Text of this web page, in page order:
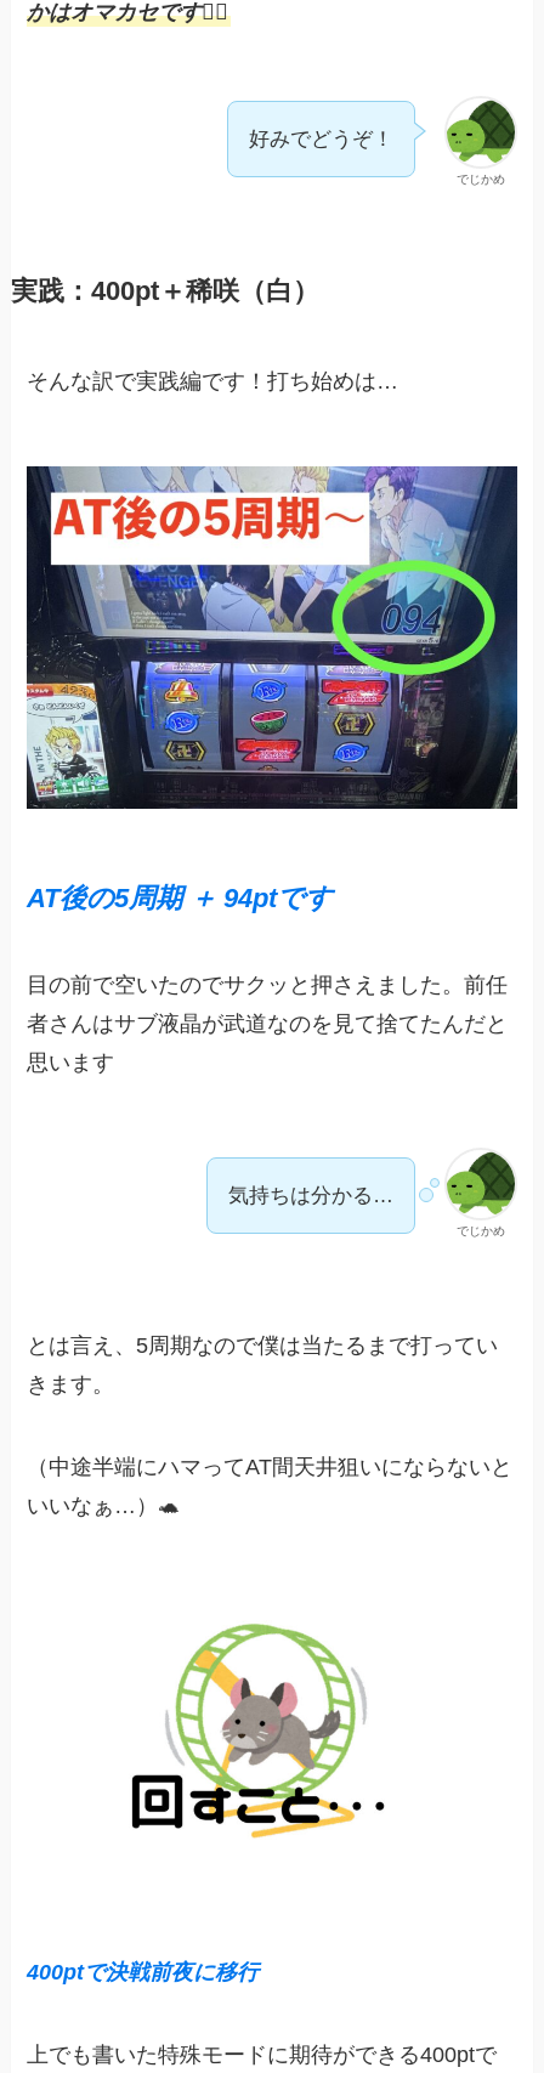
かはオマカセです🙇‍♀️
でじかめ
好みでどうぞ！
実践：400pt＋稀咲（白）
そんな訳で実践編です！打ち始めは…
AT後の5周期 ＋ 94ptです
目の前で空いたのでサクッと押さえました。前任
者さんはサブ液晶が武道なのを見て捨てたんだと
思います
でじかめ
気持ちは分かる…
とは言え、5周期なので僕は当たるまで打ってい
きます。
（中途半端にハマってAT間天井狙いにならないと
いいなぁ…）🐢
400ptで決戦前夜に移行
上でも書いた特殊モードに期待ができる400ptで